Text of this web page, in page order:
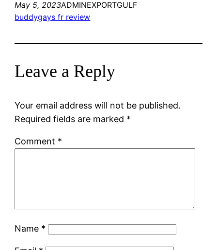
May 5, 2023ADMINEXPORTGULF
buddygays fr review
Leave a Reply
Your email address will not be published.
Required fields are marked *
Comment *
Name *